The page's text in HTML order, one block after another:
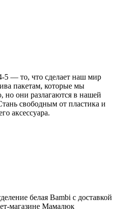
5 — то, что сделает наш мир
пакетам, которые мы
но они разлагаются в нашей
свободным от пластика и
аксессуара.
белая Bambi с доставкой
магазине Мамалюк